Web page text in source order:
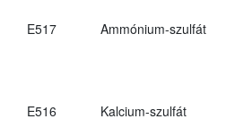
E517
Ammónium-szulfát
E516 Kalcium-szulfát